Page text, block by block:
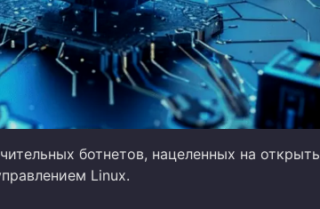
ботнетов, нацеленных на
Linux.